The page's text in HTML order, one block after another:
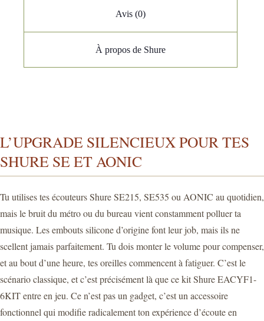
Avis (0)
À propos de Shure
L’UPGRADE SILENCIEUX POUR TES
SHURE SE ET AONIC
Tu utilises tes écouteurs Shure SE215, SE535 ou AONIC au quotidien,
mais le bruit du métro ou du bureau vient constamment polluer ta
musique. Les embouts silicone d’origine font leur job, mais ils ne
scellent jamais parfaitement. Tu dois monter le volume pour compenser,
et au bout d’une heure, tes oreilles commencent à fatiguer. C’est le
scénario classique, et c’est précisément là que ce kit Shure EACYF1-
6KIT entre en jeu. Ce n’est pas un gadget, c’est un accessoire
fonctionnel qui modifie radicalement ton expérience d’écoute en